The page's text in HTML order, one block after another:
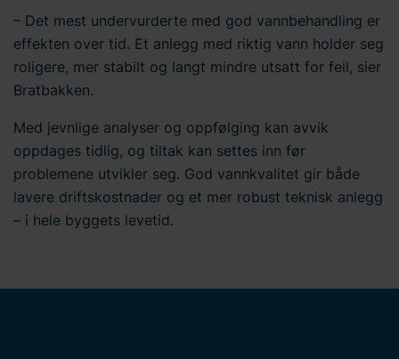
– Det mest undervurderte med god vannbehandling er
effekten over tid. Et anlegg med riktig vann holder seg
roligere, mer stabilt og langt mindre utsatt for feil, sier
Bratbakken.
Med jevnlige analyser og oppfølging kan avvik
oppdages tidlig, og tiltak kan settes inn før
problemene utvikler seg. God vannkvalitet gir både
lavere driftskostnader og et mer robust teknisk anlegg
– i hele byggets levetid.